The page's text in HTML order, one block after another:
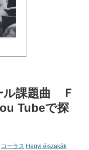
ル課題曲 Ｆ
Tubeで探
コーラス Hegyi éjszakák